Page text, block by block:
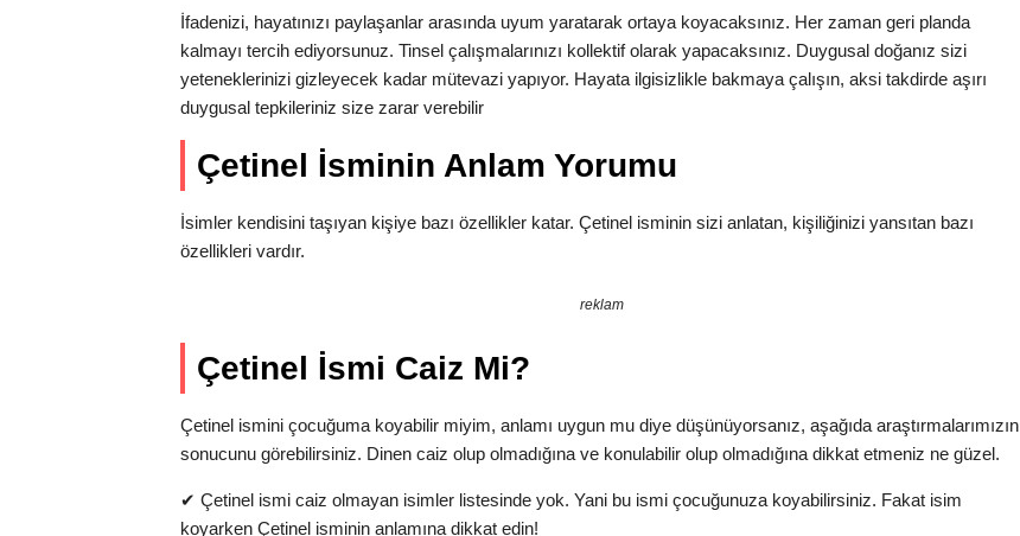
İfadenizi, hayatınızı paylaşanlar arasında uyum yaratarak ortaya koyacaksınız. Her zaman geri planda
kalmayı tercih ediyorsunuz. Tinsel çalışmalarınızı kollektif olarak yapacaksınız. Duygusal doğanız sizi
yeteneklerinizi gizleyecek kadar mütevazi yapıyor. Hayata ilgisizlikle bakmaya çalışın, aksi takdirde aşırı
duygusal tepkileriniz size zarar verebilir
Çetinel İsminin Anlam Yorumu
İsimler kendisini taşıyan kişiye bazı özellikler katar. Çetinel isminin sizi anlatan, kişiliğinizi yansıtan bazı
özellikleri vardır.
reklam
Çetinel İsmi Caiz Mi?
Çetinel ismini çocuğuma koyabilir miyim, anlamı uygun mu diye düşünüyorsanız, aşağıda araştırmalarımızın
sonucunu görebilirsiniz. Dinen caiz olup olmadığına ve konulabilir olup olmadığına dikkat etmeniz ne güzel.
✔ Çetinel ismi caiz olmayan isimler listesinde yok. Yani bu ismi çocuğunuza koyabilirsiniz. Fakat isim
koyarken Çetinel isminin anlamına dikkat edin!